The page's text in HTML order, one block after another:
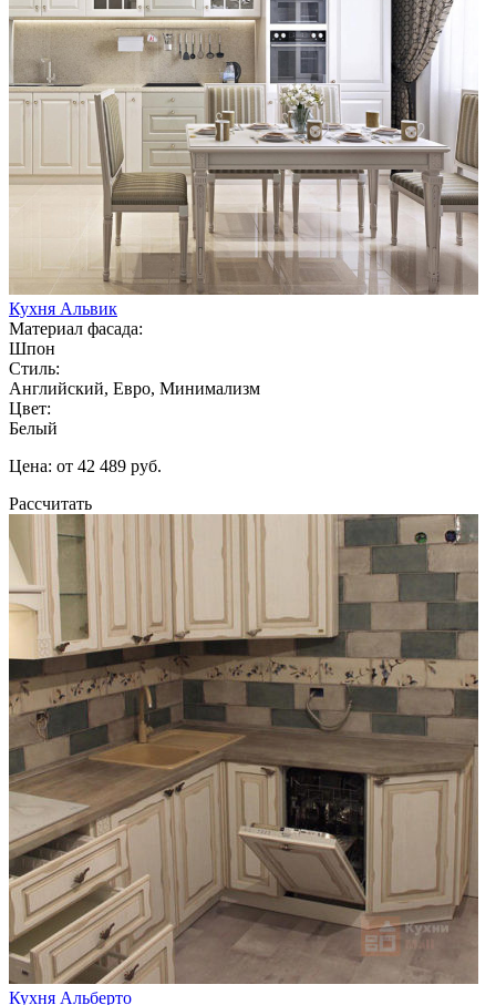
Кухня Альвик
Материал фасада:
Шпон
Стиль:
Английский, Евро, Минимализм
Цвет:
Белый
Цена: от 42 489 руб.
Рассчитать
Кухня Альберто